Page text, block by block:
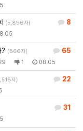
8
(5,896자)
65
? (866자)
1 08.05
22
자)
31